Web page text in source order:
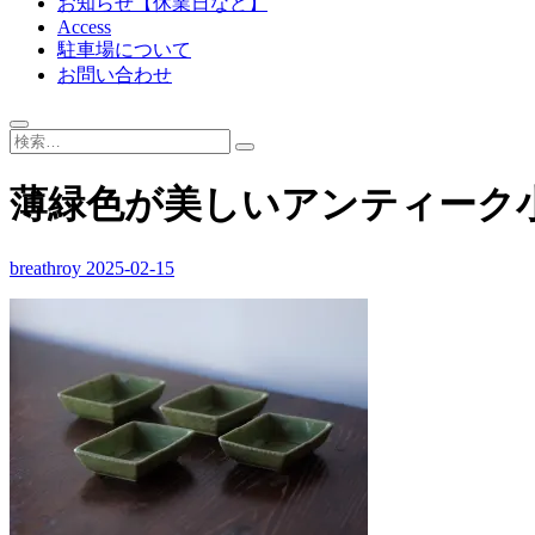
Access
駐車場について
お問い合わせ
薄緑色が美しいアンティーク
breathroy 2025-02-15